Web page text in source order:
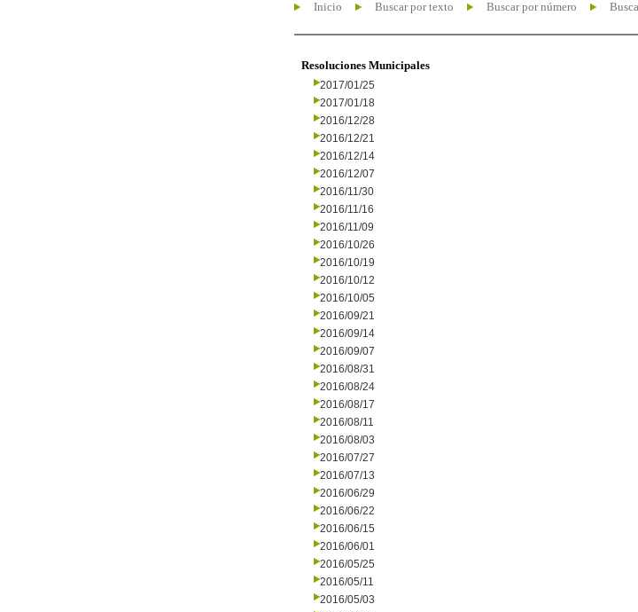
Inicio Buscar por texto Buscar por número
Resoluciones Municipales
2017/01/25
2017/01/18
2016/12/28
2016/12/21
2016/12/14
2016/12/07
2016/11/30
2016/11/16
2016/11/09
2016/10/26
2016/10/19
2016/10/12
2016/10/05
2016/09/21
2016/09/14
2016/09/07
2016/08/31
2016/08/24
2016/08/17
2016/08/11
2016/08/03
2016/07/27
2016/07/13
2016/06/29
2016/06/22
2016/06/15
2016/06/01
2016/05/25
2016/05/11
2016/05/03